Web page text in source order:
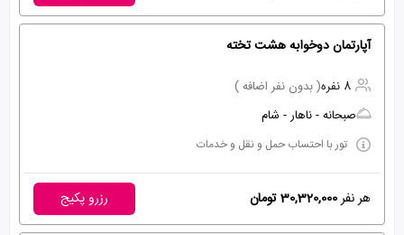
آپارتمان دوخوابه هشت تخته
8 نفره
( بدون نفر اضافه )
صبحانه - ناهار - شام
تور با احتساب حمل و نقل و خدمات
هر نفر30,320,000 تومان رزرو پکیج